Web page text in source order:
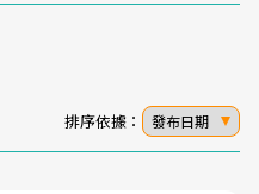
排序依據： 發布日期